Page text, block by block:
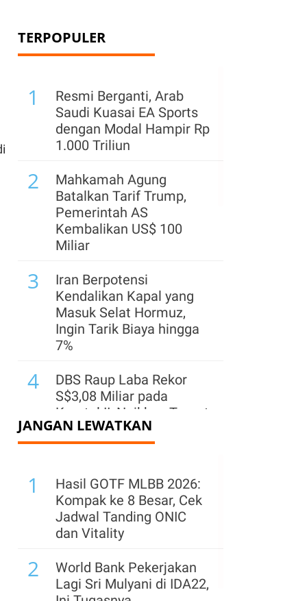
TERPOPULER
1
Resmi Berganti, Arab
Saudi Kuasai EA Sports
dengan Modal Hampir Rp
1.000 Triliun
2
Mahkamah Agung
Batalkan Tarif Trump,
Pemerintah AS
Kembalikan US$ 100
Miliar
3
Iran Berpotensi
Kendalikan Kapal yang
Masuk Selat Hormuz,
Ingin Tarik Biaya hingga
7%
4
DBS Raup Laba Rekor
S$3,08 Miliar pada
Kuartal II, Naikkan Target
2026
Turun Kamis (6/8) Pagi,
Brent ke US$ 79,08 & WTI
ke US$ 74,69
Trump Ungkap Sinyal
Positif dari Negosiasi
AS-Iran, Apa Isinya?
JANGAN LEWATKAN
1
Hasil GOTF MLBB 2026:
Kompak ke 8 Besar, Cek
Jadwal Tanding ONIC
dan Vitality
2
World Bank Pekerjakan
Lagi Sri Mulyani di IDA22,